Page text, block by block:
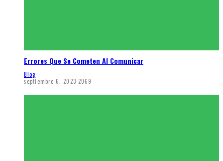
Errores Que Se Cometen Al Comunicar
Blog
septiembre 6, 2023 2069